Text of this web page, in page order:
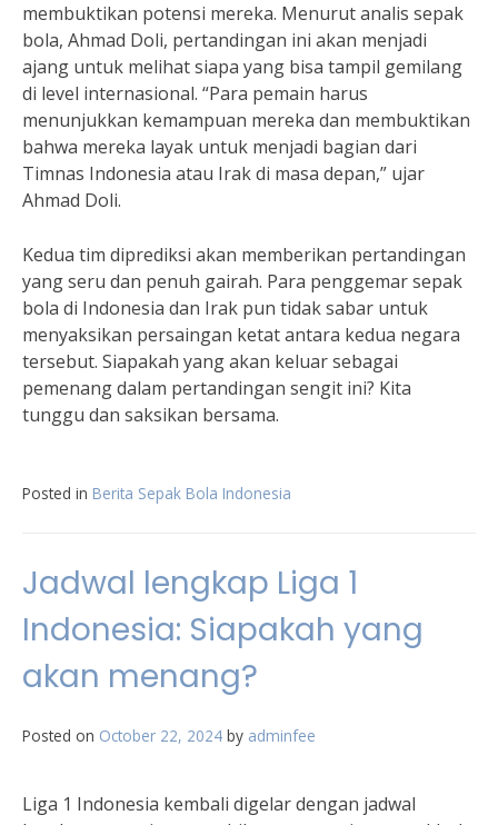
membuktikan potensi mereka. Menurut analis sepak
bola, Ahmad Doli, pertandingan ini akan menjadi
ajang untuk melihat siapa yang bisa tampil gemilang
di level internasional. “Para pemain harus
menunjukkan kemampuan mereka dan membuktikan
bahwa mereka layak untuk menjadi bagian dari
Timnas Indonesia atau Irak di masa depan,” ujar
Ahmad Doli.
Kedua tim diprediksi akan memberikan pertandingan
yang seru dan penuh gairah. Para penggemar sepak
bola di Indonesia dan Irak pun tidak sabar untuk
menyaksikan persaingan ketat antara kedua negara
tersebut. Siapakah yang akan keluar sebagai
pemenang dalam pertandingan sengit ini? Kita
tunggu dan saksikan bersama.
Posted in Berita Sepak Bola Indonesia
Jadwal lengkap Liga 1
Indonesia: Siapakah yang
akan menang?
Posted on October 22, 2024 by adminfee
Liga 1 Indonesia kembali digelar dengan jadwal